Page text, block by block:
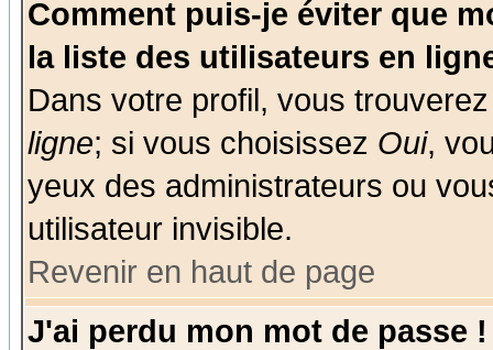
Comment puis-je éviter que
la liste des utilisateurs en
Dans votre profil, vous
ligne; si vous choisissez Oui,
yeux des administrateurs ou
utilisateur invisible.
Revenir en haut de page
J'ai perdu mon mot de passe !